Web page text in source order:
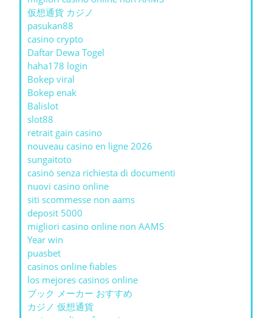
仮想通貨 カジノ
pasukan88
casino crypto
Daftar Dewa Togel
haha178 login
Bokep viral
Bokep enak
Balislot
slot88
retrait gain casino
nouveau casino en ligne 2026
sungaitoto
casinò senza richiesta di documenti
nuovi casino online
siti scommesse non aams
deposit 5000
migliori casino online non AAMS
Year win
puasbet
casinos online fiables
los mejores casinos online
ブック メーカー おすすめ
カジノ 仮想通貨